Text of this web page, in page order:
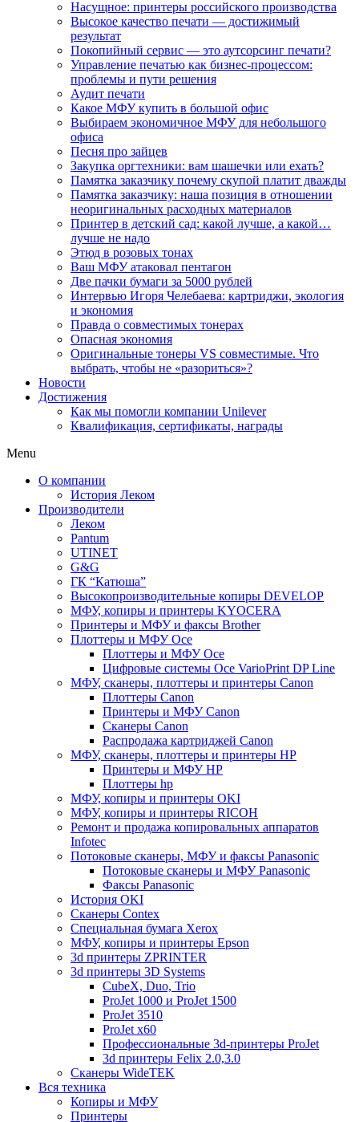
Насущное: принтеры российского производства
Высокое качество печати — достижимый
результат
Покопийный сервис — это аутсорсинг печати?
Управление печатью как бизнес-процессом:
проблемы и пути решения
Аудит печати
Какое МФУ купить в большой офис
Выбираем экономичное МФУ для небольшого
офиса
Песня про зайцев
Закупка оргтехники: вам шашечки или ехать?
Памятка заказчику почему скупой платит дважды
Памятка заказчику: наша позиция в отношении
неоригинальных расходных материалов
Принтер в детский сад: какой лучше, а какой…
лучше не надо
Этюд в розовых тонах
Ваш МФУ атаковал пентагон
Две пачки бумаги за 5000 рублей
Интервью Игоря Челебаева: картриджи, экология
и экономия
Правда о совместимых тонерах
Опасная экономия
Оригинальные тонеры VS совместимые. Что
выбрать, чтобы не «разориться»?
Новости
Достижения
Как мы помогли компании Unilever
Квалификация, сертификаты, награды
Menu
О компании
История Леком
Производители
Леком
Pantum
UTINET
G&G
ГК “Катюша”
Высокопроизводительные копиры DEVELOP
МФУ, копиры и принтеры KYOCERA
Принтеры и МФУ и факсы Brother
Плоттеры и МФУ Oce
Плоттеры и МФУ Oce
Цифровые системы Oce VarioPrint DP Line
МФУ, сканеры, плоттеры и принтеры Canon
Плоттеры Canon
Принтеры и МФУ Canon
Сканеры Canon
Распродажа картриджей Canon
МФУ, сканеры, плоттеры и принтеры HP
Принтеры и МФУ HP
Плоттеры hp
МФУ, копиры и принтеры OKI
МФУ, копиры и принтеры RICOH
Ремонт и продажа копировальных аппаратов
Infotec
Потоковые сканеры, МФУ и факсы Panasonic
Потоковые сканеры и МФУ Panasonic
Факсы Panasonic
История OKI
Сканеры Contex
Специальная бумага Xerox
МФУ, копиры и принтеры Epson
3d принтеры ZPRINTER
3d принтеры 3D Systems
CubeX, Duo, Trio
ProJet 1000 и ProJet 1500
ProJet 3510
ProJet x60
Профессиональные 3d-принтеры ProJet
3d принтеры Felix 2.0,3.0
Сканеры WideTEK
Вся техника
Копиры и МФУ
Принтеры